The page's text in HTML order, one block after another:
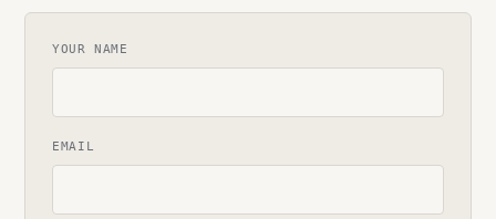
YOUR NAME
EMAIL